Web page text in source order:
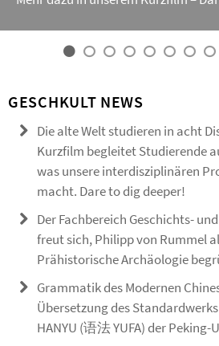
GESCHKULT NEWS
Die alte Welt studieren in acht
Kurzfilm begleitet Studierende
was unsere interdisziplinären
macht. Dare to dig deeper!
Der Fachbereich Geschichts-
freut sich, Philipp von Rummel
Prähistorische Archäologie
Grammatik des Modernen
Übersetzung des
HANYU (语法 YUFA) der